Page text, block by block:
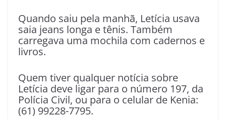
Quando saiu pela manhã, Letícia usava
saia jeans longa e tênis. Também
carregava uma mochila com cadernos e
livros.
Quem tiver qualquer notícia sobre
Letícia deve ligar para o número 197, da
Polícia Civil, ou para o celular de Kenia:
(61) 99228-7795.